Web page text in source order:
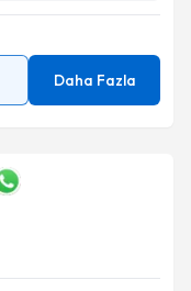
Daha Fazla